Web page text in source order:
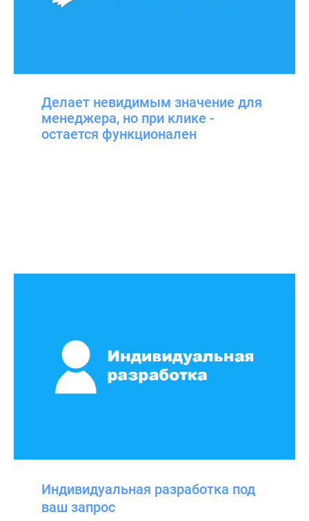
Делает невидимым значение для
менеджера, но при клике -
остается функционален
Индивидуальная разработка под
ваш запрос